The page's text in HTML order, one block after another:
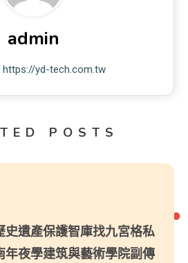
admin
https://yd-tech.com.tw
POSTS
史遺產保護智庫找九宮格私
年夜學建筑與藝術學院副傳